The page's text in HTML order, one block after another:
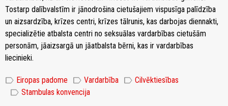
Tostarp dalībvalstīm ir jānodrošina cietušajiem vispusīga palīdzība
un aizsardzība, krīzes centri, krīzes tālrunis, kas darbojas diennakti,
specializētie atbalsta centri no seksuālas vardarbības cietušām
personām, jāaizsargā un jāatbalsta bērni, kas ir vardarbības
liecinieki.
label Eiropas padome label Vardarbība label Cilvēktiesības
label Stambulas konvencija